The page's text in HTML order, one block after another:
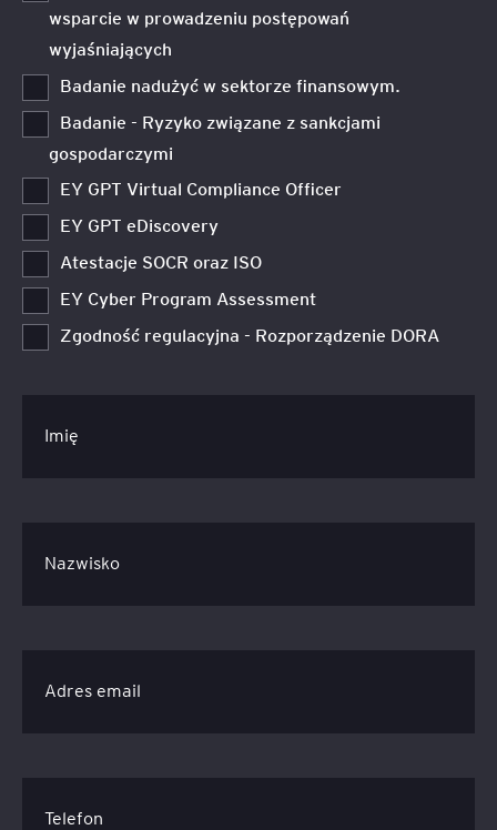
wsparcie w prowadzeniu postępowań
wyjaśniających
Badanie nadużyć w sektorze finansowym.
Badanie - Ryzyko związane z sankcjami
gospodarczymi
EY GPT Virtual Compliance Officer
EY GPT eDiscovery
Atestacje SOCR oraz ISO
EY Cyber Program Assessment
Zgodność regulacyjna - Rozporządzenie DORA
Imię
Nazwisko
Adres email
Telefon